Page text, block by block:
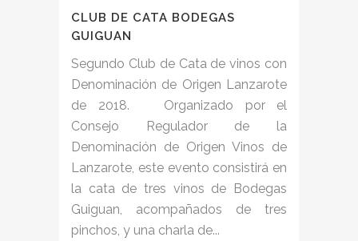
CLUB DE CATA BODEGAS
GUIGUAN
Segundo Club de Cata de vinos con
Denominación de Origen Lanzarote
de 2018. Organizado por el
Consejo Regulador de la
Denominación de Origen Vinos de
Lanzarote, este evento consistirá en
la cata de tres vinos de Bodegas
Guiguan, acompañados de tres
pinchos, y una charla de...